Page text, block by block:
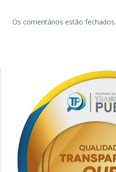
Os comentários estão fechados.